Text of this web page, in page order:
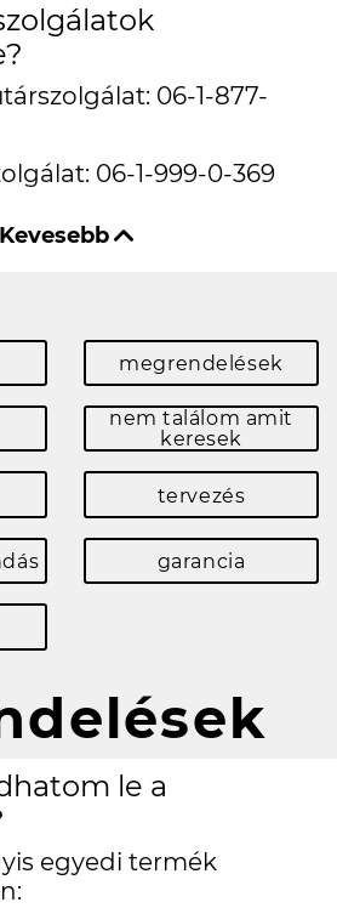
06-1-877-
06-1-999-0-369
megrendelések
nem találom amit
keresek
tervezés
garancia
le a
egyedi termék